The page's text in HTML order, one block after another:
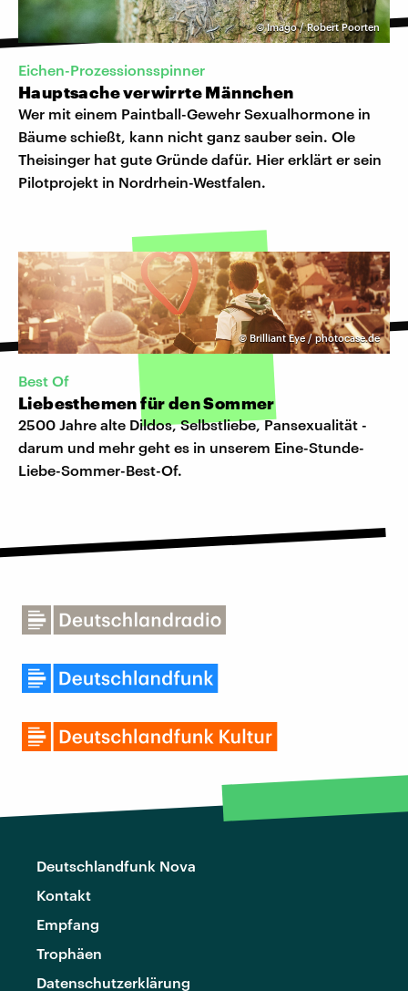
©Imago / Robert Poorten
Eichen-Prozessionsspinner
Hauptsache verwirrte Männchen
Wer mit einem Paintball-Gewehr Sexualhormone in
Bäume schießt, kann nicht ganz sauber sein. Ole
Theisinger hat gute Gründe dafür. Hier erklärt er sein
Pilotprojekt in Nordrhein-Westfalen.
© Brilliant Eye / photocase.de
Best Of
Liebesthemen für den Sommer
2500 Jahre alte Dildos, Selbstliebe, Pansexualität -
darum und mehr geht es in unserem Eine-Stunde-
Liebe-Sommer-Best-Of.
Deutschlandfunk Nova
Kontakt
Empfang
Trophäen
Datenschutzerklärung